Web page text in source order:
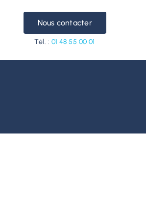
Nous contacter
Tél. : 01 48 55 00 01